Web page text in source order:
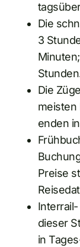
Die
3
Die
meisten
enden
Preise
dieser
in